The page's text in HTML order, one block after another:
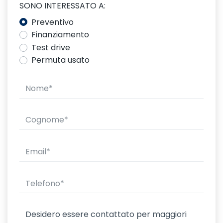
SONO INTERESSATO A:
Preventivo
Finanziamento
Test drive
Permuta usato